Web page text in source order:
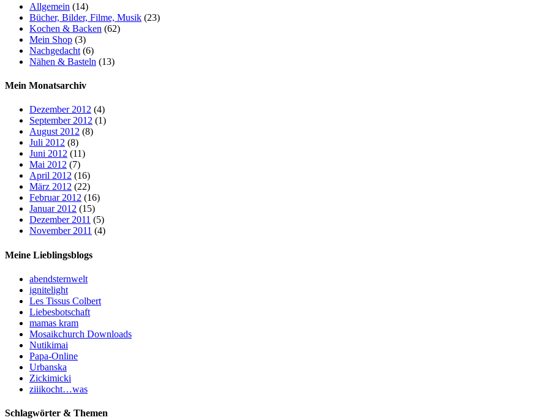
Allgemein (14)
Bücher, Bilder, Filme, Musik (23)
Kochen & Backen (62)
Mein Shop (3)
Nachgedacht (6)
Nähen & Basteln (13)
Mein Monatsarchiv
Dezember 2012 (4)
September 2012 (1)
August 2012 (8)
Juli 2012 (8)
Juni 2012 (11)
Mai 2012 (7)
April 2012 (16)
März 2012 (22)
Februar 2012 (16)
Januar 2012 (15)
Dezember 2011 (5)
November 2011 (4)
Meine Lieblingsblogs
abendsternwelt
ignitelight
Les Tissus Colbert
Liebesbotschaft
mamas kram
Mosaikchurch Downloads
Nutikimai
Papa-Online
Urbanska
Zickimicki
ziiikocht…was
Schlagwörter & Themen